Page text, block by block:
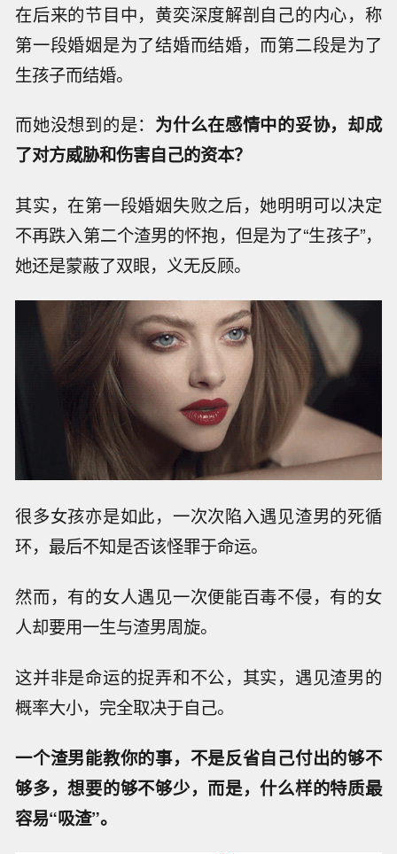
在后来的节目中，黄奕深度解剖自己的内心，称
第一段婚姻是为了结婚而结婚，而第二段是为了
生孩子而结婚。
而她没想到的是： 为什么在感情中的妥协，却成
了对方威胁和伤害自己的资本？
其实，在第一段婚姻失败之后，她明明可以决定
不再跌入第二个渣男的怀抱，但是为了“生孩子”，
她还是蒙蔽了双眼，义无反顾。
很多女孩亦是如此，一次次陷入遇见渣男的死循
环，最后不知是否该怪罪于命运。
然而，有的女人遇见一次便能百毒不侵，有的女
人却要用一生与渣男周旋。
这并非是命运的捉弄和不公，其实，遇见渣男的
概率大小，完全取决于自己。
一个渣男能教你的事，不是反省自己付出的够不
够多，想要的够不够少，而是，什么样的特质最
容易“吸渣”。